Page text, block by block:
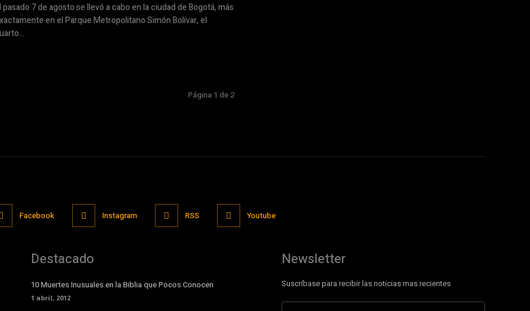
pasado 7 de agosto se llevó a cabo en la ciudad de Bogotá, más
en el Parque Metropolitano Simón Bolívar, el
Página 1 de 2
Facebook Instagram RSS Youtube
Destacado
10 Muertes Inusuales en la Biblia que Pocos Conocen
1 abril, 2012
Newsletter
Suscríbase para recibir las noticias mas recientes